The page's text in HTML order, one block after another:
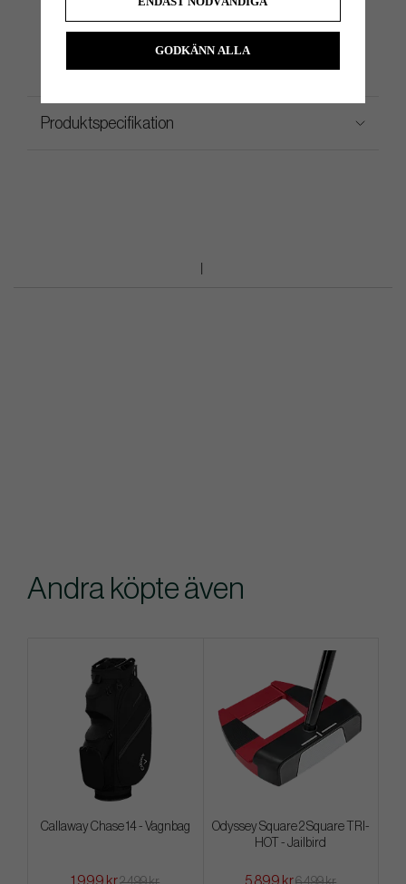
Produktspecifikation
Andra köpte även
Callaway Chase 14 - Vagnbag
Odyssey Square 2 Square TRI-
HOT - Jailbird
GODKÄNN ALLA